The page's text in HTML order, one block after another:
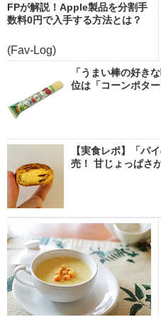
FPが解説！Apple製品を分割手
数料0円で入手する方法とは？
(Fav-Log)
「うまい棒の好き
位は「コーンポタ
【実食レポ】「パ
売！ 甘じょっぱさ